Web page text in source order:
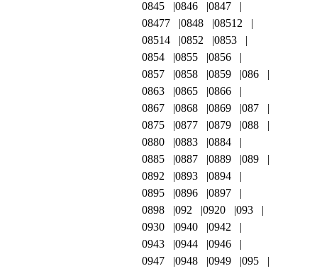
0845
0846
0847
08477
0848
08512
08514
0852
0853
0854
0855
0856
0857
0858 0859
086
0863
0865
0866
0867
0868 0869
087
0875
0877 0879
088
0880
0883
0884
0885
0887 0889
089
0892
0893
0894
0895
0896
0897
0898
092 0920
093
0930
0940
0942
0943
0944
0946
0947
0948 0949
095